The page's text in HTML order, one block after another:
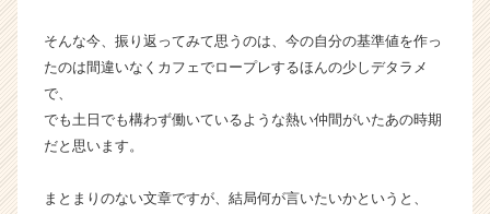
e
r）
そんな今、振り返ってみて思うのは、今の自分の基準値を作っ
たのは間違いなくカフェでロープレするほんの少しデタラメ
で、
でも土日でも構わず働いているような熱い仲間がいたあの時期
だと思います。
まとまりのない文章ですが、結局何が言いたいかというと、